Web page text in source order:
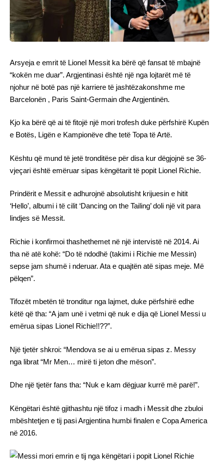
Arsyeja e emrit të Lionel Messit ka bërë që fansat të mbajnë
“kokën me duar”. Argjentinasi është një nga lojtarët më të
njohur në botë pas një karriere të jashtëzakonshme me
Barcelonën , Paris Saint-Germain dhe Argjentinën.
Kjo ka bërë që ai të fitojë një mori trofesh duke përfshirë Kupën
e Botës, Ligën e Kampionëve dhe tetë Topa të Artë.
Kështu që mund të jetë tronditëse për disa kur dëgjojnë se 36-
vjeçari është emëruar sipas këngëtarit të popit Lionel Richie.
Prindërit e Messit e adhurojnë absolutisht krijuesin e hitit
‘Hello’, albumi i të cilit ‘Dancing on the Tailing’ doli një vit para
lindjes së Messit.
Richie i konfirmoi thashethemet në një intervistë në 2014. Ai
tha në atë kohë: “Do të ndodhë (takimi i Richie me Messin)
sepse jam shumë i nderuar. Ata e quajtën atë sipas meje. Më
pëlqen”.
Tifozët mbetën të tronditur nga lajmet, duke përfshirë edhe
këtë që tha: “A jam unë i vetmi që nuk e dija që Lionel Messi u
emërua sipas Lionel Richie!!??”.
Një tjetër shkroi: “Mendova se ai u emërua sipas z. Messy
nga librat “Mr Men… mirë ti jeton dhe mëson”.
Dhe një tjetër fans tha: “Nuk e kam dëgjuar kurrë më parë!”.
Këngëtari është gjithashtu një tifoz i madh i Messit dhe zbuloi
mbështetjen e tij pasi Argjentina humbi finalen e Copa America
në 2016.